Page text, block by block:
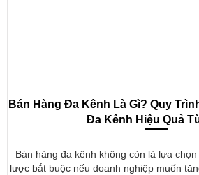
Bán Hàng Đa Kênh Là Gì? Quy
Đa Kênh Hiệu Quả
Bán hàng đa kênh không còn là lựa
lược bắt buộc nếu doanh nghiệp muốn